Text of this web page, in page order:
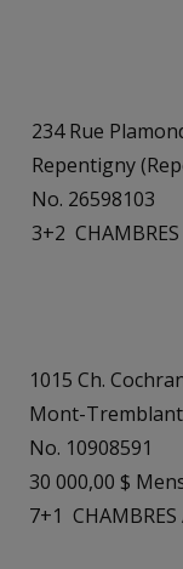
234 Rue
Repentigny
No. 26598103
3+2
1015 Ch.
Mont-
No. 10908591
30 000,00 $
7+1 CHAMBRES